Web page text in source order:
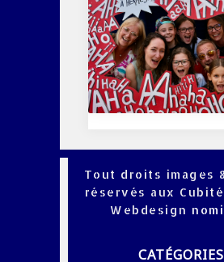
Tout droits images
réservés aux
Webdesign
CATÉGORIES